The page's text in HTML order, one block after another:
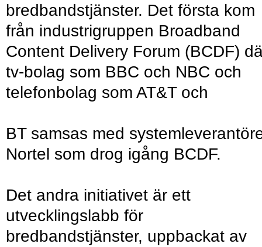
bredbandstjänster. Det första kom
från industrigruppen Broadband
Content Delivery Forum (BCDF)
tv-bolag som BBC och NBC och
telefonbolag som AT&T och
BT samsas med
Nortel som drog igång BCDF.
Det andra initiativet är ett
utvecklingslabb för
bredbandstjänster, uppbackat av